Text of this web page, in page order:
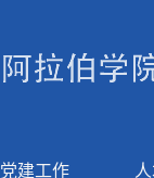
党建工作